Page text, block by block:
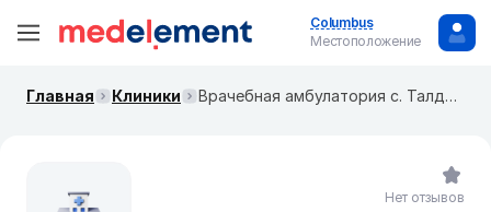
Columbus
Местоположение
Главная Клиники Врачебная амбулатория с. Талдысай
Нет отзывов